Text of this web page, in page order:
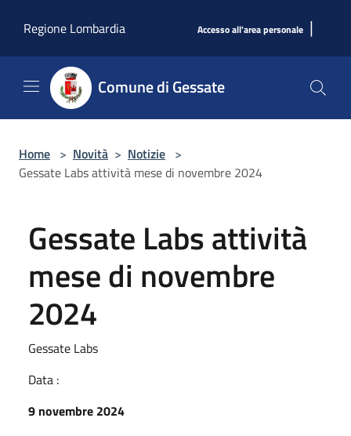
Regione Lombardia
Accesso all'area personale |
Comune di Gessate
Home > Novità > Notizie >
Gessate Labs attività mese di novembre 2024
Gessate Labs attività
mese di novembre
2024
Gessate Labs
Data :
9 novembre 2024